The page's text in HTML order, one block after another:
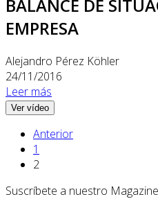
BALANCE DE
EMPRESA
Alejandro Pérez Köhler
24/11/2016
Leer más
Ver vídeo
Anterior
1
2
Suscríbete a nuestro Magazine